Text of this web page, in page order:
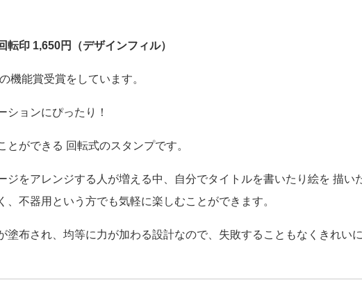
】菅未里さんおすすめ！ペインタブルスタンプ
転印 1,650円（デザインフィル）
機能賞受賞をしています。
ションにぴったり！
ジをアレンジする人が増える中、自分でタイトルを書いたり絵を 描いた
、不器用という方でも気軽に楽しむことができます。